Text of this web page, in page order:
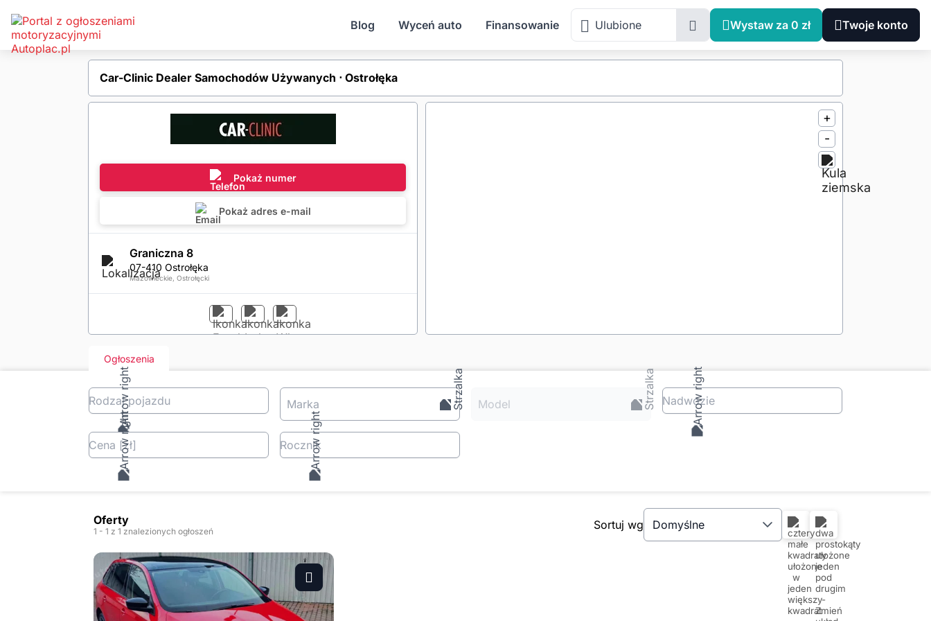
Blog Wyceń auto Finansowanie Ulubione Wystaw za 0 zł Twoje konto
Car-Clinic Dealer Samochodów Używanych ⋅ Ostrołęka
Pokaż numer
Pokaż adres e-mail
Graniczna 8
07-410 Ostrołęka
Mazowieckie, Ostrołęcki
+
-
Ogłoszenia
Rodzaj pojazdu Marka Model Nadwozie
Cena [zł] Rocznik
Oferty
1 - 1 z 1 znalezionych ogłoszeń Sortuj wg Domyślne